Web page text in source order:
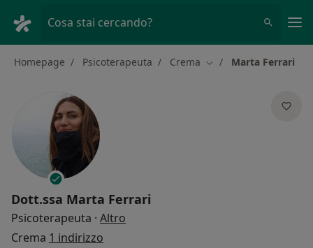
Cosa stai cercando?
Homepage Psicoterapeuta Crema Cambia cittàMarta Ferrari
Dott.ssa Marta Ferrari
Psicoterapeuta · Altro
Crema 1 indirizzo